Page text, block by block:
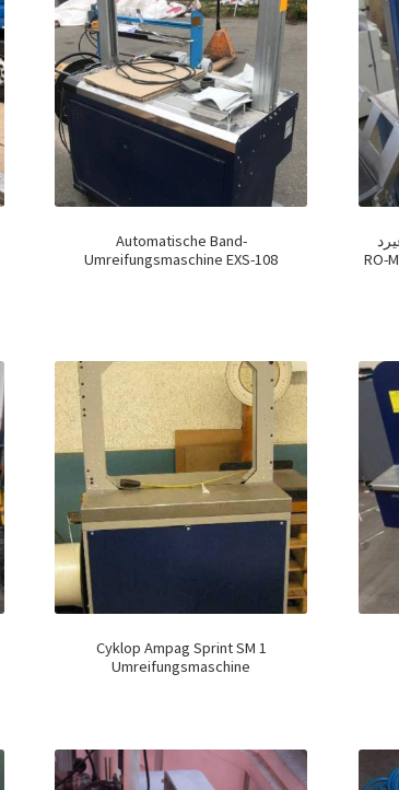
Automatische Band-
Umreifungsmaschine EXS-108
Cyklop Ampag Sprint SM 1
Umreifungsmaschine